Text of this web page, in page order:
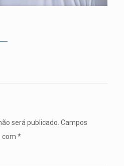
será publicado. Campos
com *